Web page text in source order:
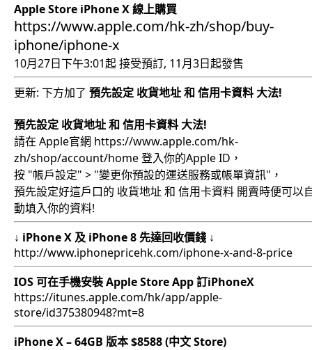
Apple Store iPhone X 線上購買
https://www.apple.com/hk-zh/shop/buy-
iphone/iphone-x
10月27日下午3:01起 接受預訂, 11月3日起發售
更新: 下方加了 預先設定 收貨地址 和 信用卡資料 大法!
預先設定 收貨地址 和 信用卡資料 大法!
請在 Apple官網 https://www.apple.com/hk-
zh/shop/account/home登入你的Apple ID，
按 "帳戶設定" > "變更你預設的運送服務或帳單資訊" ，
預先設定好這戶口的 收貨地址 和 信用卡資料 開賣時便可以
動填入你的資料!
↓ iPhone X 及 iPhone 8 先達回收價錢 ↓
http://www.iphonepricehk.com/iphone-x-and-8-price
IOS 可在手機安裝 Apple Store App 訂iPhoneX
https://itunes.apple.com/hk/app/apple-
store/id375380948?mt=8
iPhone X – 64GB 版本 $8588 (中文 Store)